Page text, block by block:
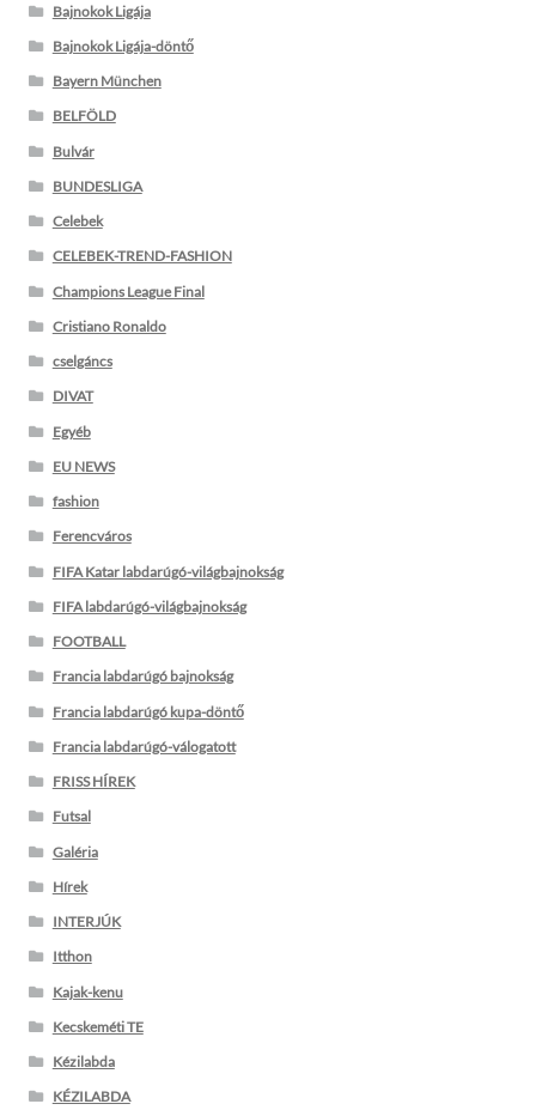
Bajnokok Ligája
Bajnokok Ligája-döntő
Bayern München
BELFÖLD
Bulvár
BUNDESLIGA
Celebek
CELEBEK-TREND-FASHION
Champions League Final
Cristiano Ronaldo
cselgáncs
DIVAT
Egyéb
EU NEWS
fashion
Ferencváros
FIFA Katar labdarúgó-világbajnokság
FIFA labdarúgó-világbajnokság
FOOTBALL
Francia labdarúgó bajnokság
Francia labdarúgó kupa-döntő
Francia labdarúgó-válogatott
FRISS HÍREK
Futsal
Galéria
Hírek
INTERJÚK
Itthon
Kajak-kenu
Kecskeméti TE
Kézilabda
KÉZILABDA